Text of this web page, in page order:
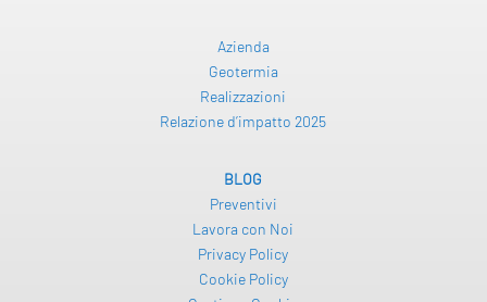
Azienda
Geotermia
Realizzazioni
Relazione d’impatto 2025
BLOG
Preventivi
Lavora con Noi
Privacy Policy
Cookie Policy